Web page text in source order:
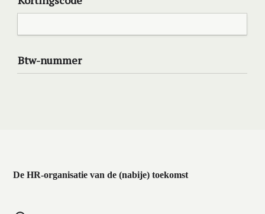
De HR-organisatie van de (nabije) toekomst